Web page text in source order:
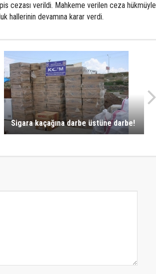
cezası verildi. Mahkeme verilen ceza hükmüyle
hallerinin devamına karar verdi.
Sigara kaçağına darbe üstüne darbe!